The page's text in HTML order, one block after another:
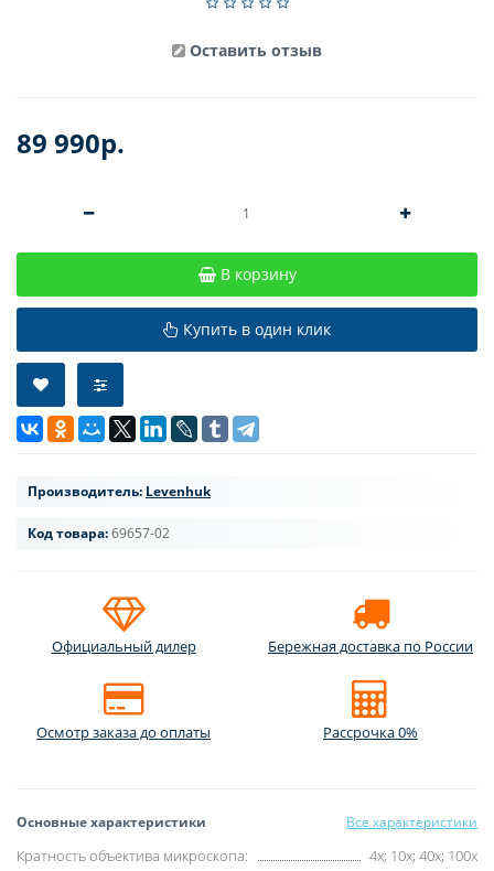
Оставить отзыв
89 990р.
В корзину
Купить в один клик
Производитель: Levenhuk
Код товара:69657-02
Официальный дилер Бережная доставка по России
Осмотр заказа до оплаты Рассрочка 0%
Основные характеристики Все характеристики
Кратность объектива микроскопа:
4x; 10x; 40x; 100x